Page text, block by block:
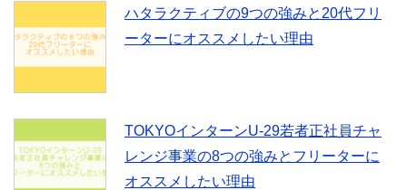
ハタラクティブの9つの強みと20代フリ
ーターにオススメしたい理由
TOKYOインターンU-29若者正社員チャ
レンジ事業の8つの強みとフリーターに
オススメしたい理由